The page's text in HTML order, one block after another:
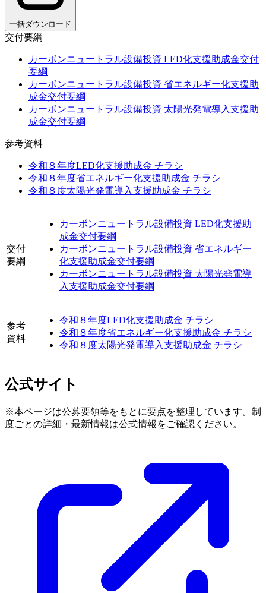
一括ダウンロード
交付要綱
カーボンニュートラル設備投資 LED化支援助成金交付
要綱
カーボンニュートラル設備投資 省エネルギー化支援助
成金交付要綱
カーボンニュートラル設備投資 太陽光発電導入支援助
成金交付要綱
参考資料
令和８年度LED化支援助成金 チラシ
令和８年度省エネルギー化支援助成金 チラシ
令和８度太陽光発電導入支援助成金 チラシ
交付
要綱
カーボンニュートラル設備投資 LED化支援助
成金交付要綱
カーボンニュートラル設備投資 省エネルギー
化支援助成金交付要綱
カーボンニュートラル設備投資 太陽光発電導
入支援助成金交付要綱
参考
資料
令和８年度LED化支援助成金 チラシ
令和８年度省エネルギー化支援助成金 チラシ
令和８度太陽光発電導入支援助成金 チラシ
公式サイト
※本ページは公募要領等をもとに要点を整理しています。制
度ごとの詳細・最新情報は公式情報をご確認ください。